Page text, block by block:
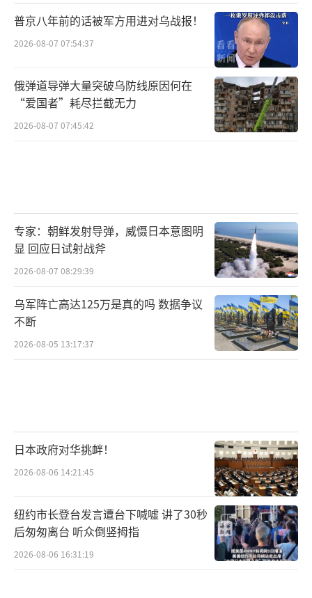
普京八年前的话被军方用进对乌战报！
2026-08-07 07:54:37
俄弹道导弹大量突破乌防线原因何在
“爱国者”耗尽拦截无力
2026-08-07 07:45:42
专家：朝鲜发射导弹，威慑日本意图明
显 回应日试射战斧
2026-08-07 08:29:39
乌军阵亡高达125万是真的吗 数据争议
不断
2026-08-05 13:17:37
日本政府对华挑衅！
2026-08-06 14:21:45
纽约市长登台发言遭台下喊嘘 讲了30秒
后匆匆离台 听众倒竖拇指
2026-08-06 16:31:19